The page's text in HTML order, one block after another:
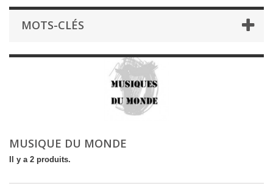
MOTS-CLÉS
MUSIQUE DU MONDE
Il y a 2 produits.